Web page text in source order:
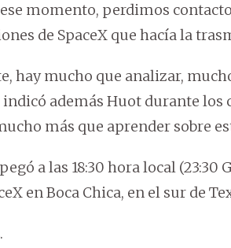
momento, perdimos
de SpaceX que hacía la
hay mucho que analizar,
además Huot durante
más que aprender sobre
a las 18:30 hora local
en Boca Chica, en el sur de